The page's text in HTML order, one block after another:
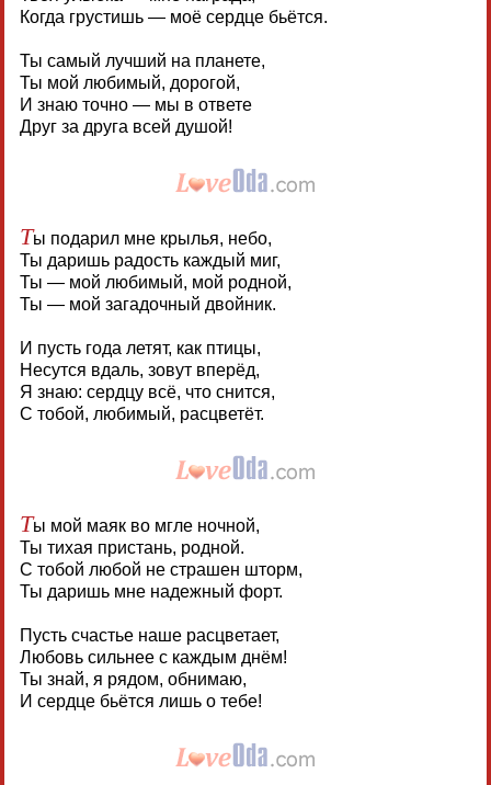
Когда грустишь — моё сердце бьётся.
Ты самый лучший на планете,
Ты мой любимый, дорогой,
И знаю точно — мы в ответе
Друг за друга всей душой!
Ты подарил мне крылья, небо,
Ты даришь радость каждый миг,
Ты — мой любимый, мой родной,
Ты — мой загадочный двойник.
И пусть года летят, как птицы,
Несутся вдаль, зовут вперёд,
Я знаю: сердцу всё, что снится,
С тобой, любимый, расцветёт.
Ты мой маяк во мгле ночной,
Ты тихая пристань, родной.
С тобой любой не страшен шторм,
Ты даришь мне надежный форт.
Пусть счастье наше расцветает,
Любовь сильнее с каждым днём!
Ты знай, я рядом, обнимаю,
И сердце бьётся лишь о тебе!